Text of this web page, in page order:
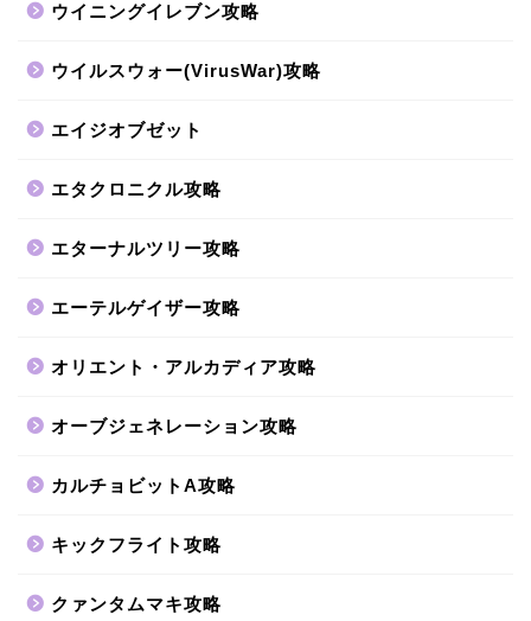
ウイニングイレブン攻略
ウイルスウォー(VirusWar)攻略
エイジオブゼット
エタクロニクル攻略
エターナルツリー攻略
エーテルゲイザー攻略
オリエント・アルカディア攻略
オーブジェネレーション攻略
カルチョビットA攻略
キックフライト攻略
クァンタムマキ攻略